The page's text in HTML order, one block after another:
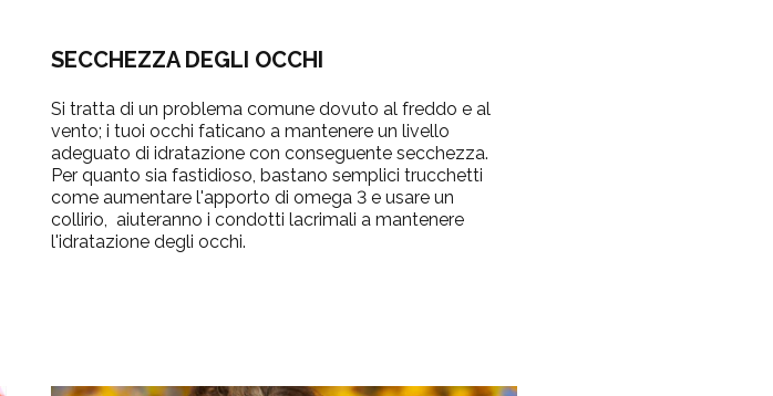
SECCHEZZA DEGLI OCCHI
Si tratta di un problema comune dovuto al freddo e al
vento; i tuoi occhi faticano a mantenere un livello
adeguato di idratazione con conseguente secchezza.
Per quanto sia fastidioso, bastano semplici trucchetti
come aumentare l'apporto di omega 3 e usare un
collirio, aiuteranno i condotti lacrimali a mantenere
l'idratazione degli occhi.